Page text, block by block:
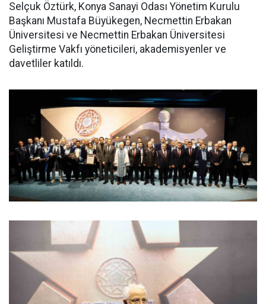
Selçuk Öztürk, Konya Sanayi Odası Yönetim Kurulu
Başkanı Mustafa Büyükegen, Necmettin Erbakan
Üniversitesi ve Necmettin Erbakan Üniversitesi
Geliştirme Vakfı yöneticileri, akademisyenler ve
davetliler katıldı.